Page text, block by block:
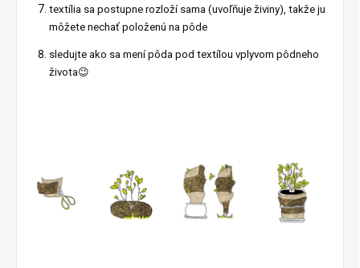
textília sa postupne rozloží sama (uvoľňuje živiny), takže ju
môžete nechať položenú na pôde
sledujte ako sa mení pôda pod textílou vplyvom pôdneho
života😉